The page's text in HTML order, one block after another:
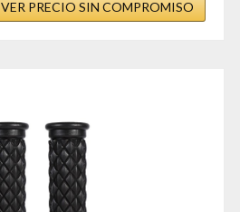
VER PRECIO SIN COMPROMISO